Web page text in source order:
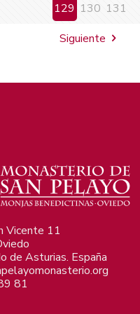
129 130 131
Siguiente
Vicente 11
de Asturias. España
81